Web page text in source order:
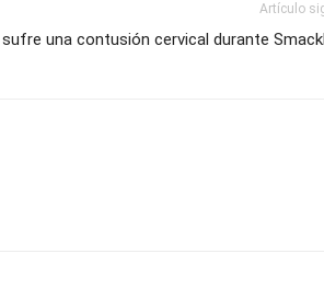
Artículo
una contusión cervical durante